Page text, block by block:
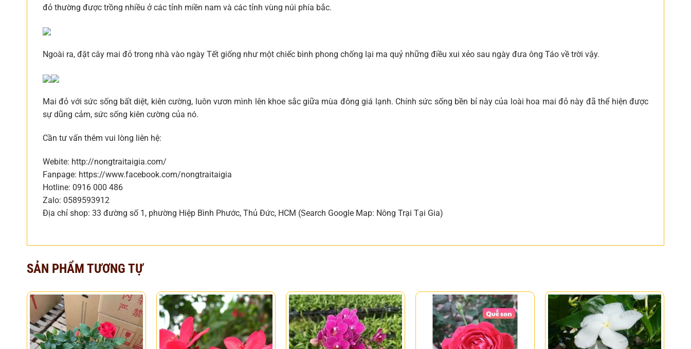
đỏ thường được trồng nhiều ở các tỉnh miền nam và các tỉnh vùng núi phía bắc.
Ngoài ra, đặt cây mai đỏ trong nhà vào ngày Tết giống như một chiếc bình phong chống lại ma quỷ những điều xui xẻo sau ngày đưa ông Táo về trời vậy.
Mai đỏ với sức sống bất diệt, kiên cường, luôn vươn mình lên khoe sắc giữa mùa đông giá lạnh. Chính sức sống bền bỉ này của loài hoa mai đỏ này đã thể hiện được
sự dũng cảm, sức sống kiên cường của nó.
Cần tư vấn thêm vui lòng liên hệ:
Webite: http://nongtraitaigia.com/
Fanpage: https://www.facebook.com/nongtraitaigia
Hotline: 0916 000 486
Zalo: 0589593912
Địa chỉ shop: 33 đường số 1, phường Hiệp Bình Phước, Thủ Đức, HCM (Search Google Map: Nông Trại Tại Gia)
SẢN PHẨM TƯƠNG TỰ